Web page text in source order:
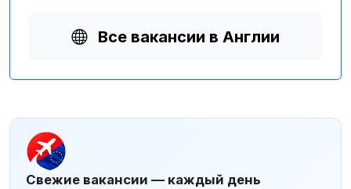
Все вакансии в Англии
Свежие вакансии — каждый день